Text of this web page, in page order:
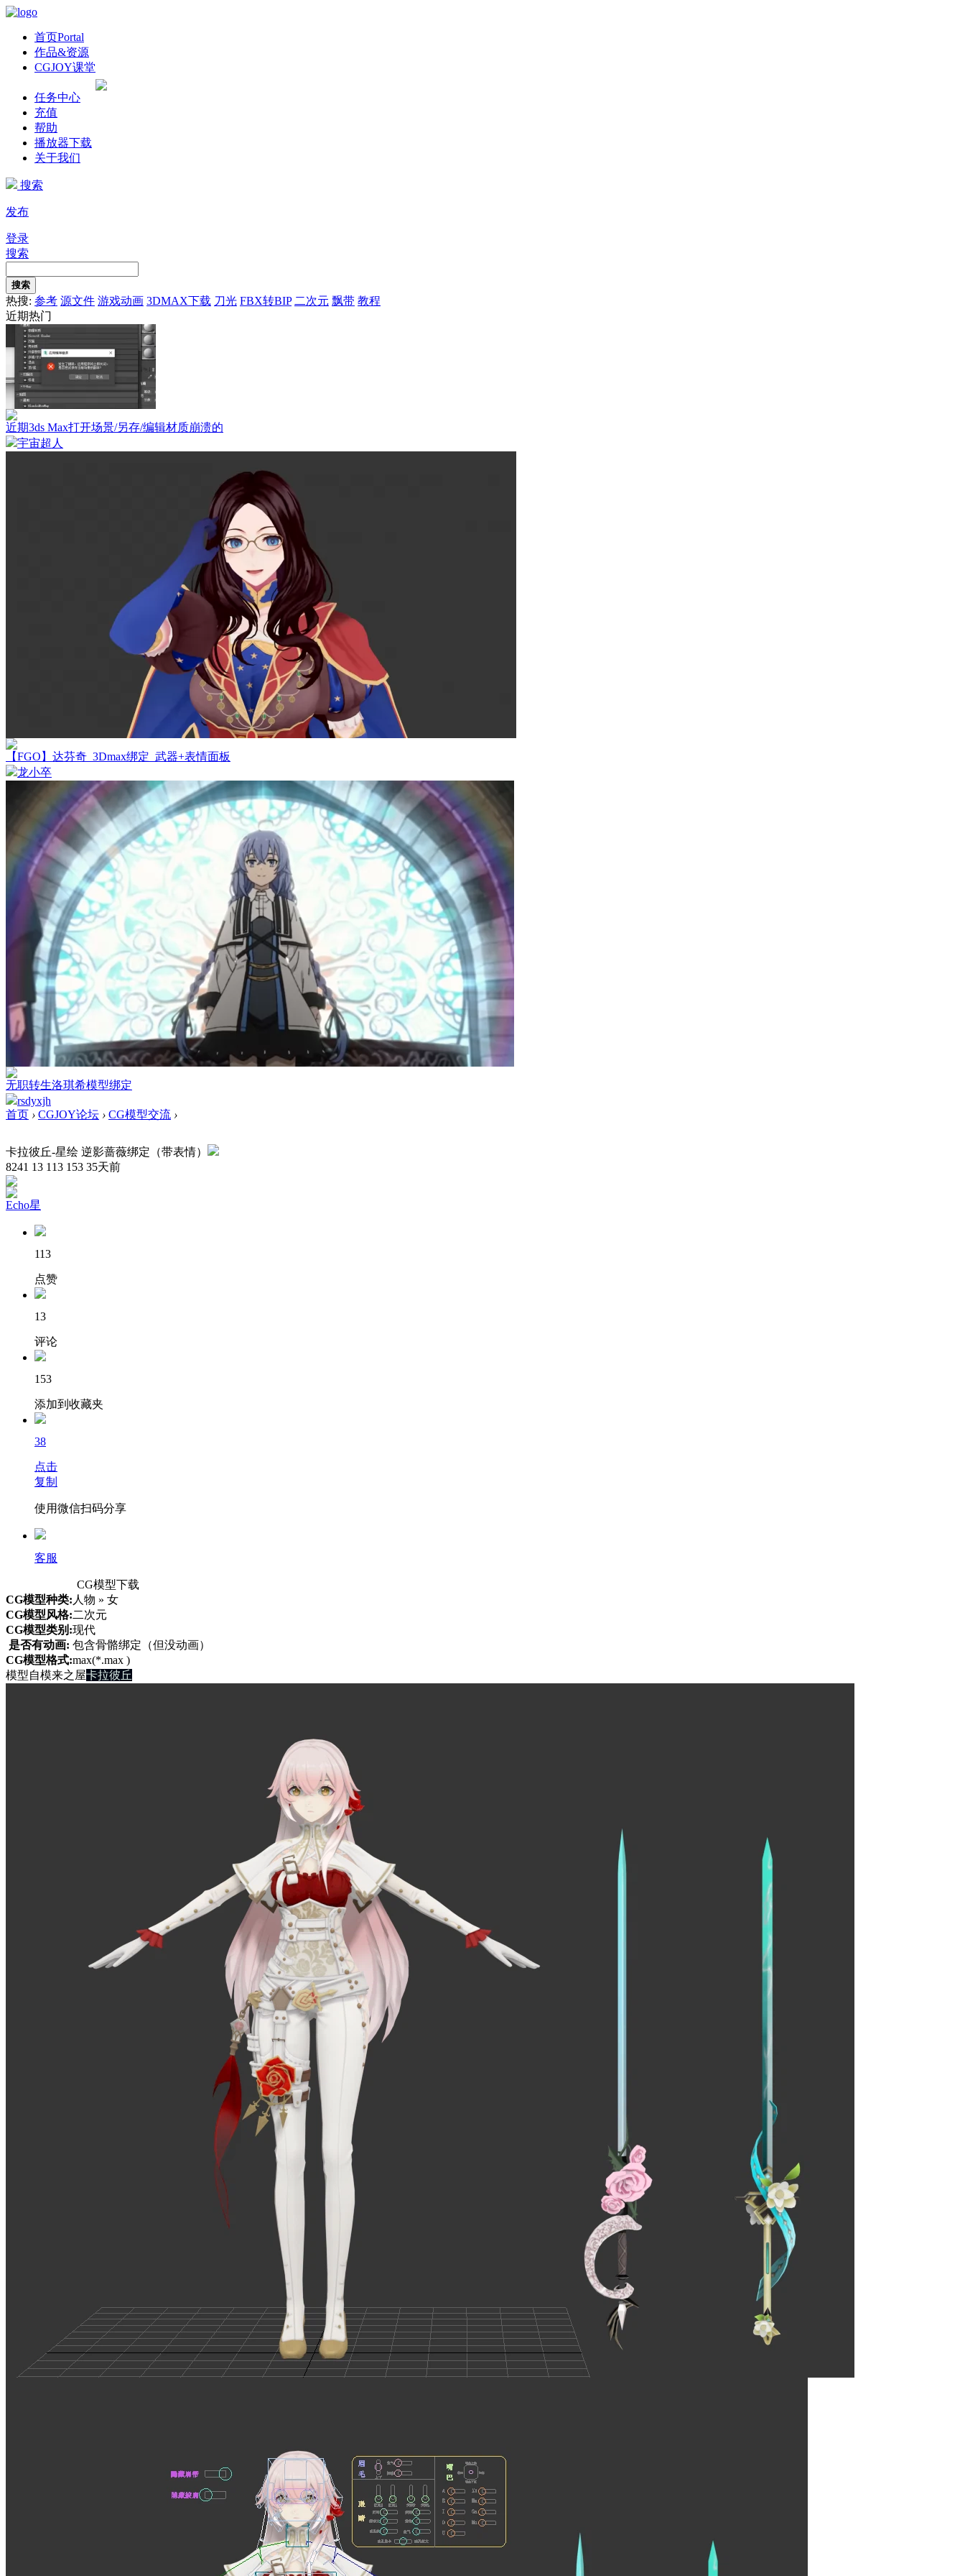
首页Portal
作品&资源
CGJOY课堂
任务中心
充值
帮助
播放器下载
关于我们
搜索
发布
登录
搜索
搜索
热搜: 参考 源文件 游戏动画 3DMAX下载 刀光 FBX转BIP 二次元 飘带 教程
近期热门
近期3ds Max打开场景/另存/编辑材质崩溃的
宇宙超人
【FGO】达芬奇_3Dmax绑定_武器+表情面板
龙小卒
无职转生洛琪希模型绑定
rsdyxjh
首页 › CGJOY论坛 › CG模型交流 ›
卡拉彼丘-星绘 逆影蔷薇绑定（带表情）
8241 13 113 153 35天前
Echo星
113
点赞
13
评论
153
添加到收藏夹
38
点击
复制
使用微信扫码分享
客服
CG模型下载
CG模型种类: 人物 » 女
CG模型风格:二次元
CG模型类别:现代
是否有动画: 包含骨骼绑定（但没动画）
CG模型格式:max(*.max )
模型自模来之屋卡拉彼丘